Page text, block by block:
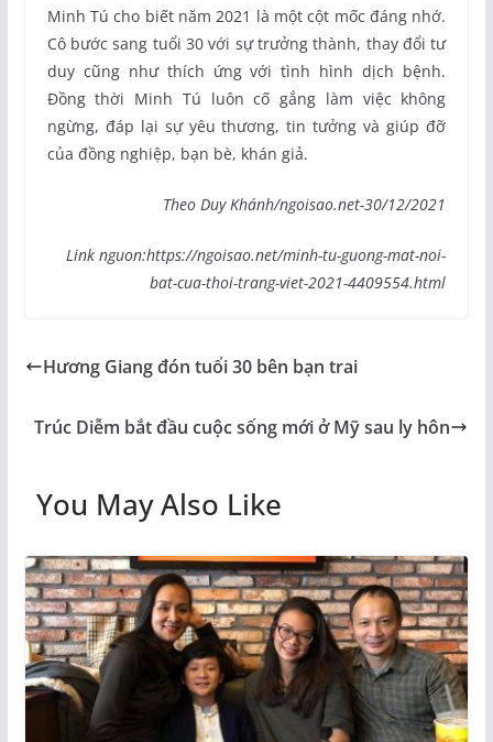
Minh Tú cho biết năm 2021 là một cột mốc đáng nhớ.
Cô bước sang tuổi 30 với sự trưởng thành, thay đổi tư
duy cũng như thích ứng với tình hình dịch bệnh.
Đồng thời Minh Tú luôn cố gắng làm việc không
ngừng, đáp lại sự yêu thương, tin tưởng và giúp đỡ
của đồng nghiệp, bạn bè, khán giả.
Theo Duy Khánh/ngoisao.net-30/12/2021
Link nguon:https://ngoisao.net/minh-tu-guong-mat-noi-
bat-cua-thoi-trang-viet-2021-4409554.html
Hương Giang đón tuổi 30 bên bạn trai
Trúc Diễm bắt đầu cuộc sống mới ở Mỹ sau ly hôn
You May Also Like